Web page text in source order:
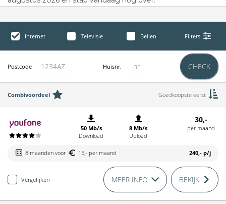
Internet Televisie Bellen Filters
Postcode Huisnr. CHECK
Combivoordeel Goedkoopste eerst
50 Mb/s
Download
8 Mb/s
Upload
30,-
per maand
8 maanden voor 15,- per maand 240,- p/j
Vergelijken MEER INFO BEKIJK